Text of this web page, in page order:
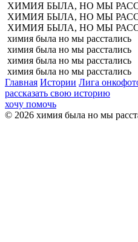
ХИМИЯ БЫЛА, НО МЫ
ХИМИЯ БЫЛА, НО МЫ
ХИМИЯ БЫЛА, НО МЫ
химия была но мы расстались
химия была но мы расстались
химия была но мы расстались
химия была но мы расстались
Главная Истории Лига
рассказать свою историю
хочу помочь
© 2026 химия была но мы